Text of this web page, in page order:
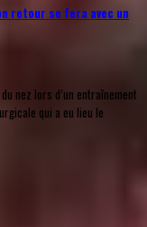
retour se fera avec un
nez lors d’un entraînement
qui a eu lieu le